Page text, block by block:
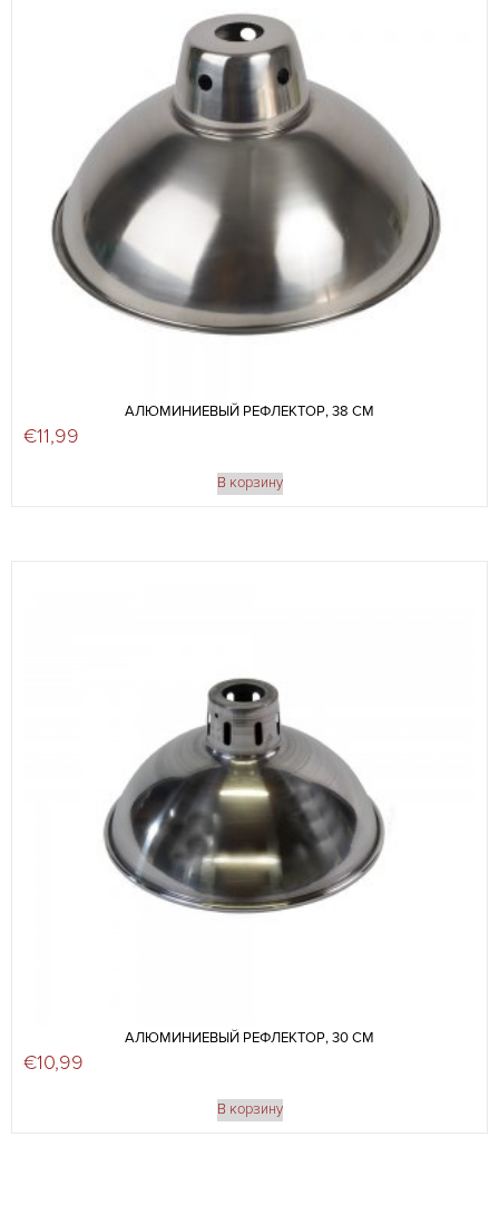
АЛЮМИНИЕВЫЙ РЕФЛЕКТОР, 38 СМ
€11,99
В корзину
АЛЮМИНИЕВЫЙ РЕФЛЕКТОР, 30 СМ
€10,99
В корзину